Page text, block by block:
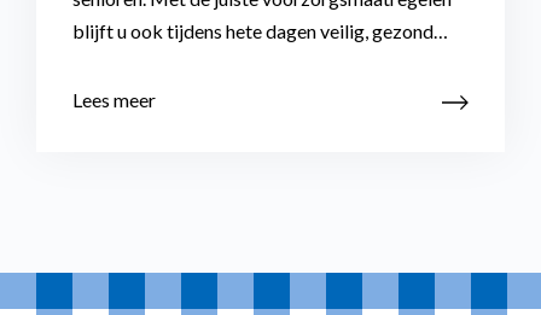
blijft u ook tijdens hete dagen veilig, gezond…
Lees meer